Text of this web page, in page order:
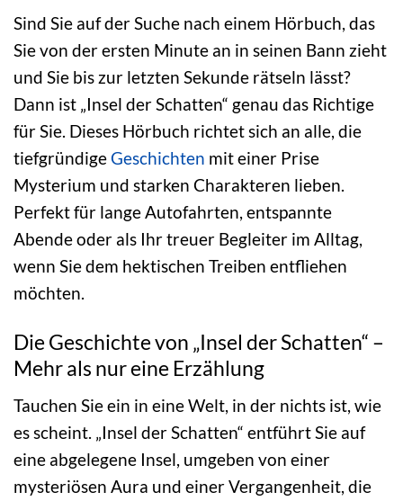
Sind Sie auf der Suche nach einem Hörbuch, das
Sie von der ersten Minute an in seinen Bann zieht
und Sie bis zur letzten Sekunde rätseln lässt?
Dann ist „Insel der Schatten“ genau das Richtige
für Sie. Dieses Hörbuch richtet sich an alle, die
tiefgründigeGeschichten mit einer Prise
Mysterium und starken Charakteren lieben.
Perfekt für lange Autofahrten, entspannte
Abende oder als Ihr treuer Begleiter im Alltag,
wenn Sie dem hektischen Treiben entfliehen
möchten.
Die Geschichte von „Insel der Schatten“ –
Mehr als nur eine Erzählung
Tauchen Sie ein in eine Welt, in der nichts ist, wie
es scheint. „Insel der Schatten“ entführt Sie auf
eine abgelegene Insel, umgeben von einer
mysteriösen Aura und einer Vergangenheit, die